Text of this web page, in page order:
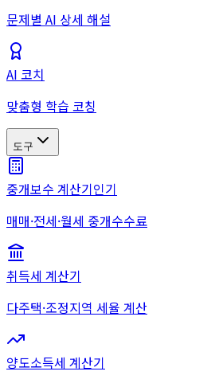
문제별 AI 상세 해설
AI 코치
맞춤형 학습 코칭
도구
중개보수 계산기인기
매매·전세·월세 중개수수료
취득세 계산기
다주택·조정지역 세율 계산
양도소득세 계산기